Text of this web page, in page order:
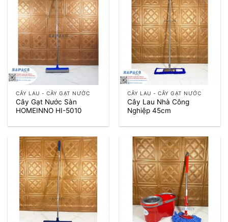
CÂY LAU - CÂY GẠT NƯỚC
Cây Gạt Nước Sàn
HOMEINNO HI-5010
CÂY LAU - CÂY GẠT NƯỚC
Cây Lau Nhà Công
Nghiệp 45cm